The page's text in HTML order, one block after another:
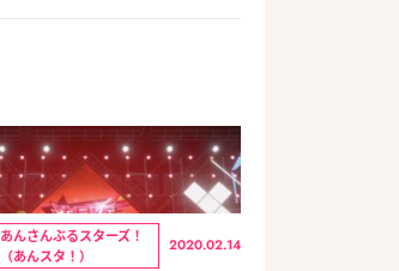
あんさんぶるスターズ！
（あんスタ！）
2020.02.14